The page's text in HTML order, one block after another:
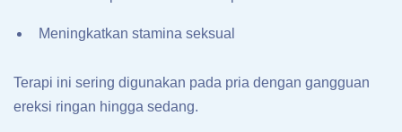
Meningkatkan stamina seksual
Terapi ini sering digunakan pada pria dengan gangguan
ereksi ringan hingga sedang.